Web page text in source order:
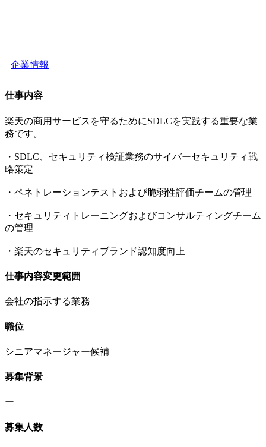
企業情報
仕事内容
楽天の商用サービスを守るためにSDLCを実践する重要な業
務です。
・SDLC、セキュリティ検証業務のサイバーセキュリティ戦
略策定
・ペネトレーションテストおよび脆弱性評価チームの管理
・セキュリティトレーニングおよびコンサルティングチーム
の管理
・楽天のセキュリティブランド認知度向上
仕事内容変更範囲
会社の指示する業務
職位
シニアマネージャー候補
募集背景
ー
募集人数